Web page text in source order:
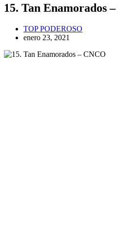
15. Tan Enamorados
TOP PODEROSO
enero 23, 2021